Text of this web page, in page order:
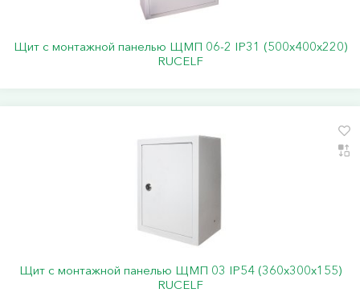
Щит с монтажной панелью ЩМП 06-2 IP31 (500х400х220)
RUCELF
Щит с монтажной панелью ЩМП 03 IP54 (360х300х155)
RUCELF